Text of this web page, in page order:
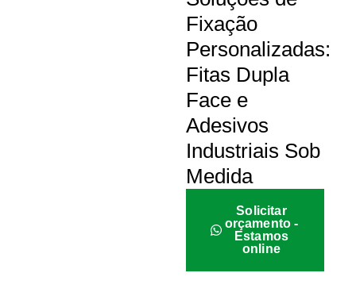
Fixação
Personalizadas:
Fitas Dupla
Face e
Adesivos
Industriais Sob
Medida
Solicitar
orçamento -
Estamos
online